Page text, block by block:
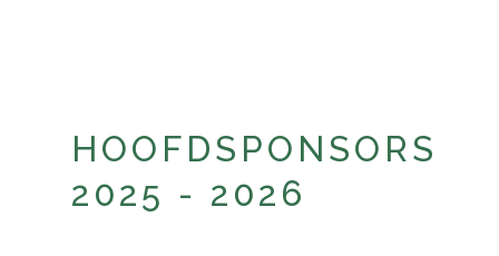
HOOFDSPONSORS
2025 - 2026